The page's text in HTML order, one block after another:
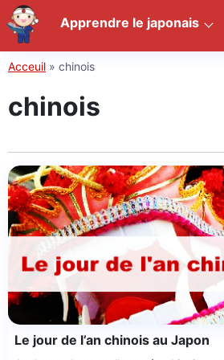
Acceuil » chinois
chinois
Le jour de l’an chinois au Japon
Apprendre le japonais